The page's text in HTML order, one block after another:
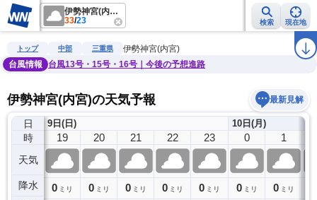
伊勢神宮(内宮)
33/23 検索 現在地
雨雲レーダー 台風情報 地震情報 ラ
トップ 中部 三重県
伊勢神宮(内宮)
台風情報
台風13号・15号・16号｜今後の予想進路
伊勢神宮(内宮)の天気予報 最新見解
日
時
天気
降水
9日(日)
18
0ミリ
19
0 ミリ
20
0 ミリ
21
0 ミリ
22
0 ミリ
23
0 ミリ
10日(月)
0
0 ミリ
1
0 ミリ